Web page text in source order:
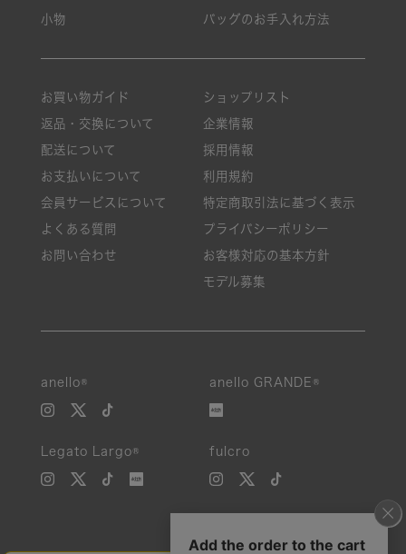
小物 バッグのお手入れ方法
お買い物ガイド
返品・交換について
配送について
お支払いについて
会員サービスについて
よくある質問
お問い合わせ
ショップリスト
企業情報
採用情報
利用規約
特定商取引法に基づく表示
プライバシーポリシー
お客様対応の基本方針
モデル募集
anello® anello GRANDE®
Legato Largo® fulcro